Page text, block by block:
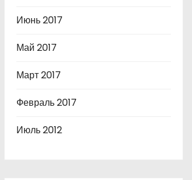
Июнь 2017
Май 2017
Март 2017
Февраль 2017
Июль 2012